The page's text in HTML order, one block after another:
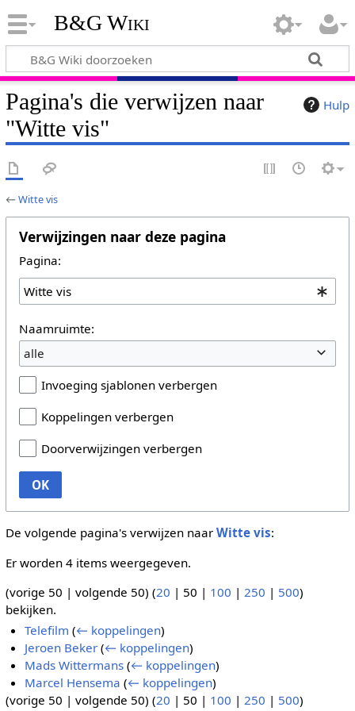
B&G Wiki
Hulp
Pagina's die verwijzen naar
"Witte vis"
←Witte vis
Verwijzingen naar deze pagina
Pagina:
Naamruimte:
alle
Invoeging sjablonen verbergen
Koppelingen verbergen
Doorverwijzingen verbergen
OK
De volgende pagina's verwijzen naar Witte vis:
Er worden 4 items weergegeven.
(vorige 50 | volgende 50) (20 | 50 | 100 | 250 | 500)
bekijken.
Telefilm (← koppelingen)
Jeroen Beker (← koppelingen)
Mads Wittermans (← koppelingen)
Marcel Hensema (← koppelingen)
(vorige 50 | volgende 50) (20 | 50 | 100 | 250 | 500)